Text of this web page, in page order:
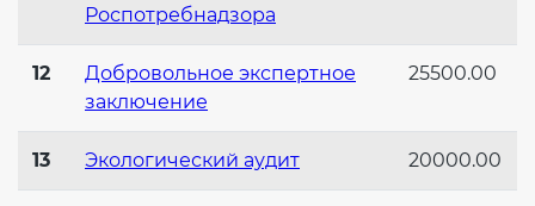
Роспотребнадзора
12
Добровольное экспертное
заключение
25500.00
13 Экологический аудит 20000.00